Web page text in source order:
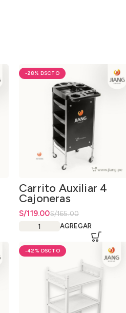
-28%
Carrito Auxiliar 4
Cajoneras
S/165.00
El precio original era: S/165.00.
S/119.00
El precio actual es: S/119.00.
AGREGAR
-42%